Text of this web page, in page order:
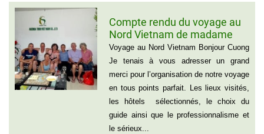
Compte rendu du voyage au
Nord Vietnam de madame
Marie Gammaitoni (Groupe
de Provelli Eric)
Voyage au Nord Vietnam Bonjour Cuong
Je tenais à vous adresser un grand
merci pour l’organisation de notre voyage
en tous points parfait. Les lieux visités,
les hôtels sélectionnés, le choix du
guide ainsi que le professionnalisme et
le sérieux...